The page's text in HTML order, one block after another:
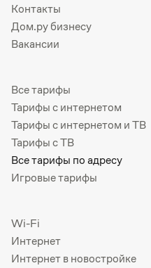
Контакты
Дом.ру бизнесу
Вакансии
Все тарифы
Тарифы с интернетом
Тарифы с интернетом и ТВ
Тарифы с ТВ
Все тарифы по адресу
Игровые тарифы
Wi-Fi
Интернет
Интернет в новостройке